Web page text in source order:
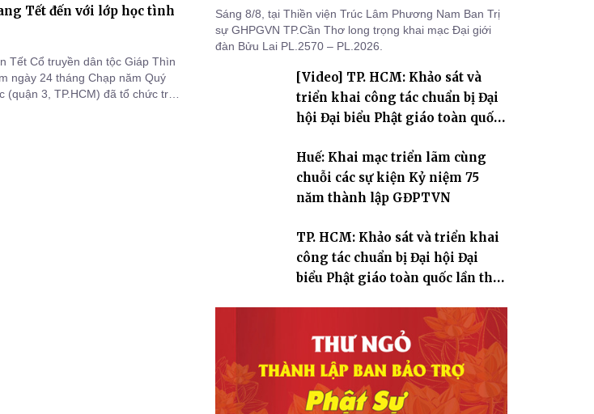
Tết đến với lớp học tình
Tết Cổ truyền dân tộc Giáp Thìn
ngày 24 tháng Chạp năm Quý
3, TP.HCM) đã tổ chức trao
Sáng 8/8, tại Thiền viện Trúc Lâm Phương Nam Ban Trị
sự GHPGVN TP.Cần Thơ long trọng khai mạc Đại giới
đàn Bửu Lai PL.2570 – PL.2026.
[Video] TP. HCM: Khảo sát và
triển khai công tác chuẩn bị Đại
hội Đại biểu Phật giáo toàn quốc
Huế: Khai mạc triển lãm cùng
chuỗi các sự kiện Kỷ niệm 75
năm thành lập GĐPTVN
TP. HCM: Khảo sát và triển khai
công tác chuẩn bị Đại hội Đại
biểu Phật giáo toàn quốc lần thứ